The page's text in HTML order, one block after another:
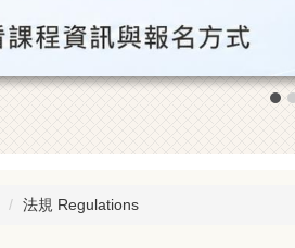
法規 Regulations